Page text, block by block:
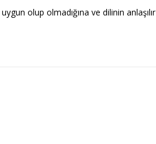
olup olmadığına ve dilinin anlaşılır